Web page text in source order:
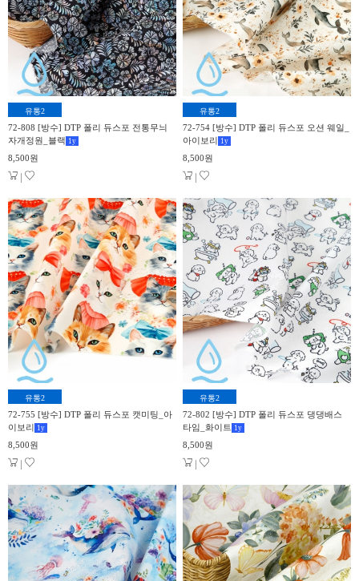
유통2
72-808 [방수] DTP 폴리 듀스포 전통무늬
자개정원_블랙 1 y
8,500원
|
유통2
72-754 [방수] DTP 폴리 듀스포 오션 웨일_
아이보리 1 y
8,500원
|
유통2
72-755 [방수] DTP 폴리 듀스포 캣미팅_아
이보리 1 y
8,500원
|
유통2
72-802 [방수] DTP 폴리 듀스포 댕댕배스
타임_화이트 1 y
8,500원
|